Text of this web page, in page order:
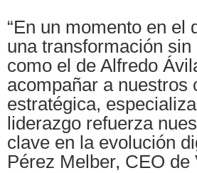
“En un momento en el
una transformación
como el de Alfredo
acompañar a nuestros
estratégica,
liderazgo refuerza
clave en la evolución
Pérez Melber, CEO de